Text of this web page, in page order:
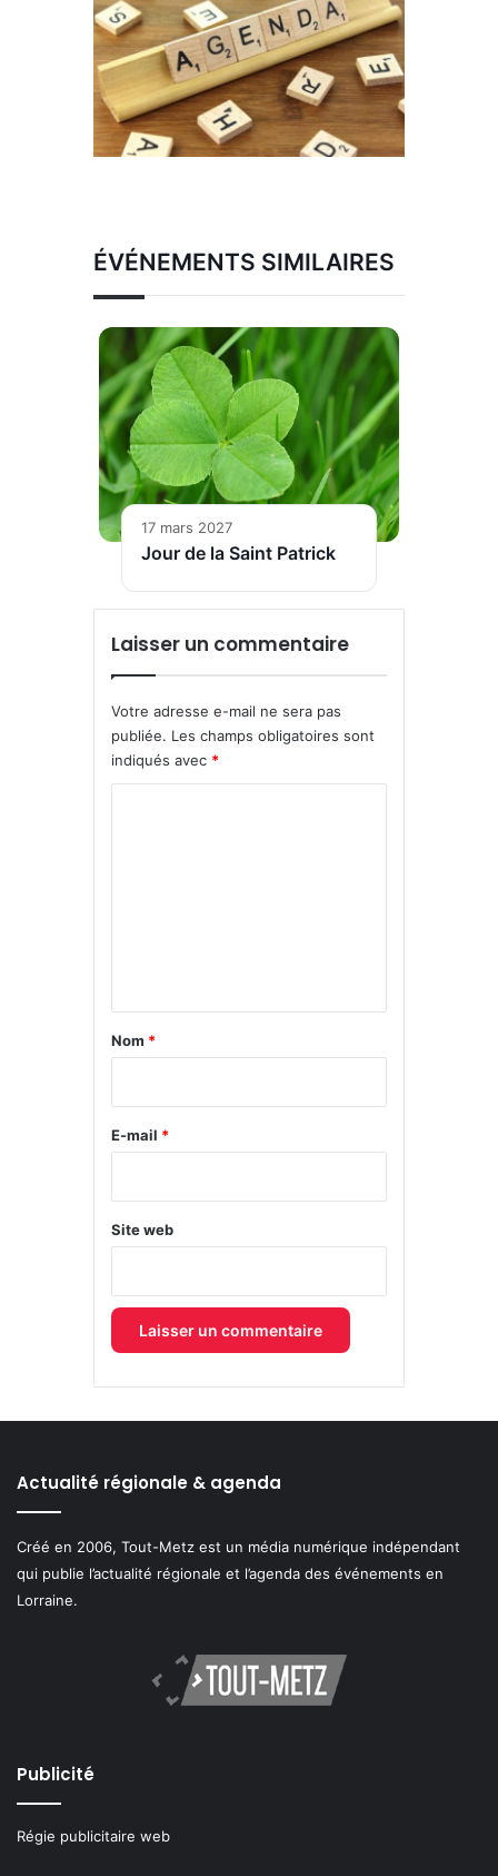
ÉVÉNEMENTS SIMILAIRES
17 mars 2027
Jour de la Saint Patrick
Laisser un commentaire
Votre adresse e-mail ne sera pas
publiée. Les champs obligatoires sont
indiqués avec *
a
e
Nom *
E-mail *
Site web
Actualité régionale & agenda
Créé en 2006, Tout-Metz est un média numérique indépendant
qui publie l’actualité régionale et l’agenda des événements en
Lorraine.
Publicité
Régie publicitaire web